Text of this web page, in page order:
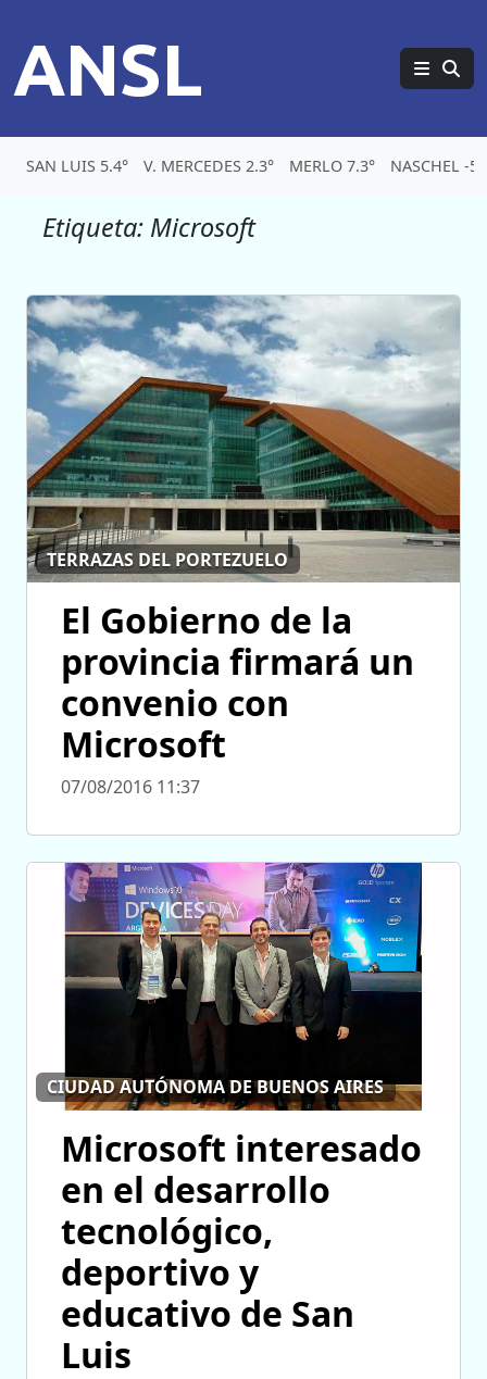
ANSL
SAN LUIS 5.4° V. MERCEDES 2.3° MERLO 7.3° NASCHEL -
Etiqueta: Microsoft
TERRAZAS DEL PORTEZUELO
El Gobierno de la
provincia firmará un
convenio con
Microsoft
07/08/2016 11:37
CIUDAD AUTÓNOMA DE BUENOS AIRES
Microsoft interesado
en el desarrollo
tecnológico,
deportivo y
educativo de San
Luis